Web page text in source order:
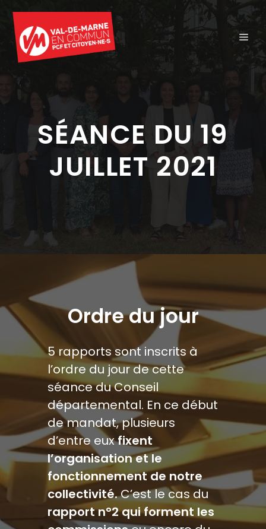
contenu
SÉANCE DU 19
JUILLET 2021
Ordre du jour
5 rapports sont inscrits à
l’ordre du jour de cette
séance du Conseil
départemental. En ce début
de mandat, plusieurs
d’entre euxfixent
l’organisation et le
fonctionnement de notre
collectivité.C’est le cas du
rapport n°2 qui forment les